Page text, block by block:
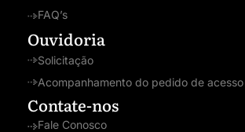
FAQ’s
Ouvidoria
Solicitação
Acompanhamento do pedido de
Contate-nos
Fale Conosco